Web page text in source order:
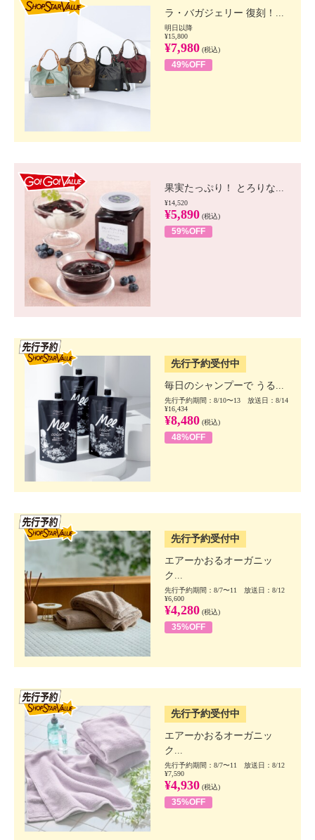
ラ・バガジェリー 復刻！...
明日以降
¥15,800
¥7,980 (税込)
49%OFF
果実たっぷり！ とろりな...
¥14,520
¥5,890 (税込)
59%OFF
先行予約受付中
毎日のシャンプーで うる...
先行予約期間：8/10〜13 放送日：8/14
¥16,434
¥8,480 (税込)
48%OFF
先行予約受付中
エアーかおるオーガニッ
ク...
先行予約期間：8/7〜11 放送日：8/12
¥6,600
¥4,280 (税込)
35%OFF
先行予約受付中
エアーかおるオーガニッ
ク...
先行予約期間：8/7〜11 放送日：8/12
¥7,590
¥4,930 (税込)
35%OFF